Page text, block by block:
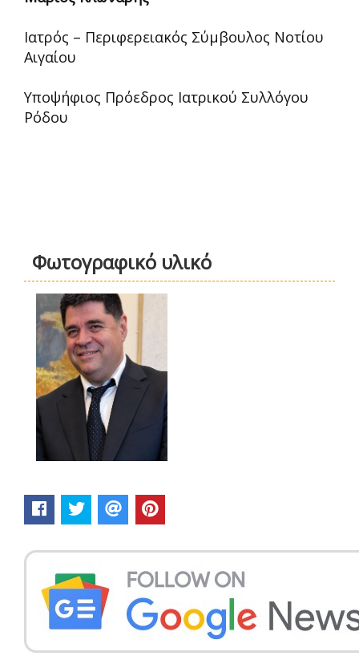
Ιατρός – Περιφερειακός Σύμβουλος Νοτίου
Αιγαίου
Υποψήφιος Πρόεδρος Ιατρικού Συλλόγου
Ρόδου
Φωτογραφικό υλικό